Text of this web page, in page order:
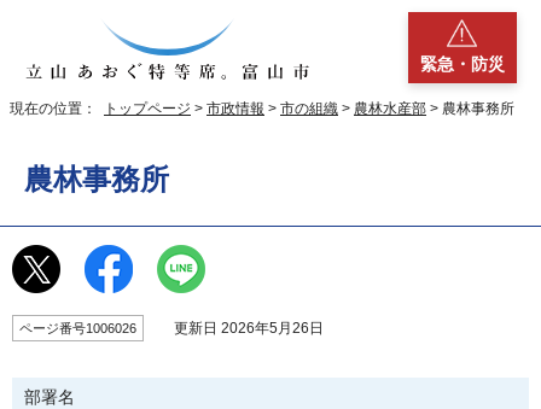
緊急・防災
現在の位置： トップページ > 市政情報 > 市の組織 > 農林水産部 > 農林事務所
農林事務所
ページ番号1006026 更新日 2026年5月26日
部署名